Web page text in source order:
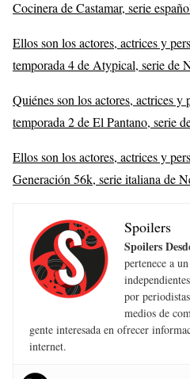
Cocinera de Castamar, serie
Ellos son los actores, actrices y
temporada 4 de Atypical, serie de
Quiénes son los actores, actrices y
temporada 2 de El Pantano, serie
Ellos son los actores, actrices y
Generación 56k, serie italiana de
Spoilers
Spoilers
pertenece a
por
medios de
gente interesada en ofrecer
internet.